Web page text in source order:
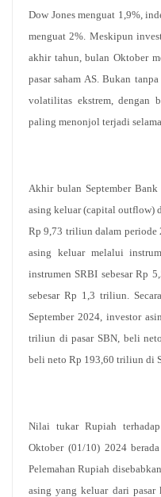
Dow Jones menguat 1,9%,
menguat 2%. Meskipun
akhir tahun, bulan Oktober
pasar saham AS. Bukan
volatilitas ekstrem, dengan
paling menonjol terjadi
Akhir bulan September
asing keluar (capital outflow)
Rp 9,73 triliun dalam periode
asing keluar melalui
instrumen SRBI sebesar Rp
sebesar Rp 1,3 triliun.
September 2024, investor
triliun di pasar SBN, beli
beli neto Rp 193,60 triliun di
Nilai tukar Rupiah
Oktober (01/10) 2024
Pelemahan Rupiah
asing yang keluar dari